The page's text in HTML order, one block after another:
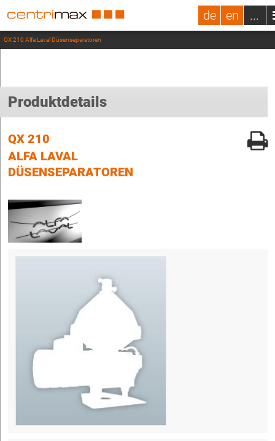
de en ...
QX 210 Alfa Laval Düsenseparatoren
Produktdetails
QX 210
ALFA LAVAL
DÜSENSEPARATOREN